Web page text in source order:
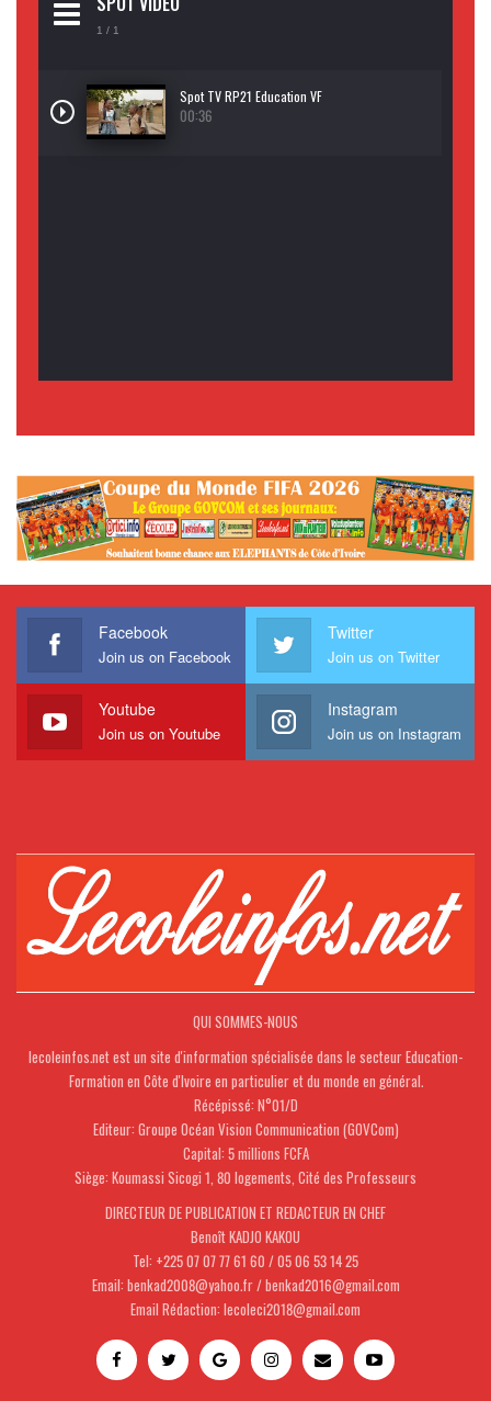
1 / 1
Spot TV RP21 Education VF
00:36
Facebook
Join us on Facebook
Twitter
Join us on Twitter
Youtube
Join us on Youtube
Instagram
Join us on Instagram
QUI SOMMES-NOUS
lecoleinfos.net est un site d'information spécialisée dans le secteur Education-
Formation en Côte d'Ivoire en particulier et du monde en général.
Récépissé: N°01/D
Editeur: Groupe Océan Vision Communication (GOVCom)
Capital: 5 millions FCFA
Siège: Koumassi Sicogi 1, 80 logements, Cité des Professeurs
DIRECTEUR DE PUBLICATION ET REDACTEUR EN CHEF
Benoît KADJO KAKOU
Tel: +225 07 07 77 61 60 / 05 06 53 14 25
Email: benkad2008@yahoo.fr / benkad2016@gmail.com
Email Rédaction: lecoleci2018@gmail.com